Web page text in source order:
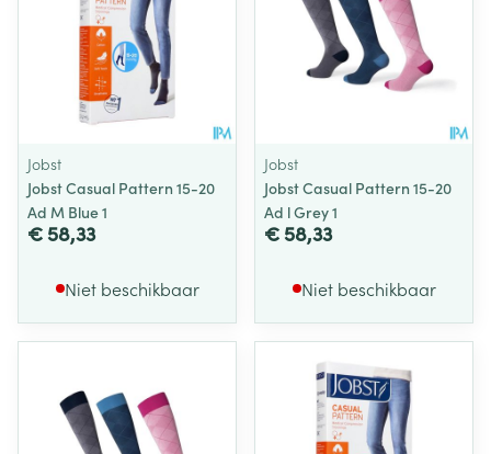
Jobst
Jobst Casual Pattern 15-20
Ad M Blue 1
€ 58,33
Niet beschikbaar
Jobst
Jobst Casual Pattern 15-20
Ad l Grey 1
€ 58,33
Niet beschikbaar